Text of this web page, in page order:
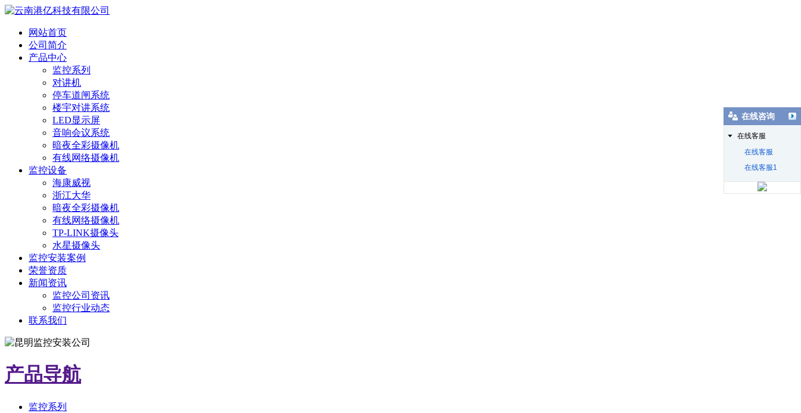
网站首页
公司简介
产品中心
监控系列
对讲机
停车道闸系统
楼宇对讲系统
LED显示屏
音响会议系统
暗夜全彩摄像机
有线网络摄像机
监控设备
海康威视
浙江大华
暗夜全彩摄像机
有线网络摄像机
TP-LINK摄像头
水星摄像头
监控安装案例
荣誉资质
新闻资讯
监控公司资讯
监控行业动态
联系我们
产品导航
监控系列
在线咨询
在线客服
在线客服
在线客服1